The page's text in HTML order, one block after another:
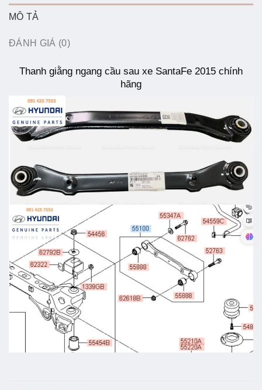
MÔ TẢ
ĐÁNH GIÁ (0)
Thanh giằng ngang cầu sau xe SantaFe 2015 chính
hãng